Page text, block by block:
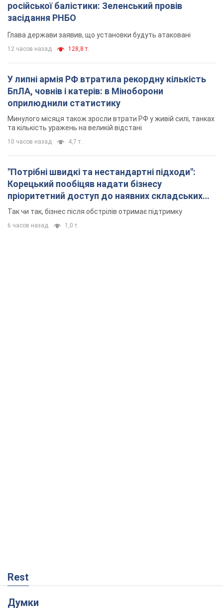
російської балістики: Зеленський провів
засідання РНБО
Глава держави заявив, що установки будуть атаковані
12 часов назад 128,8 т.
У липні армія РФ втратила рекордну кількість
БпЛА, човнів і катерів: в Міноборони
оприлюднили статистику
Минулого місяця також зросли втрати РФ у живій силі, танках
та кількість уражень на великій відстані
10 часов назад 4,7 т.
"Потрібні швидкі та нестандартні підходи":
Корецький пообіцяв надати бізнесу
пріоритетний доступ до наявних складських
приміщень
Так чи так, бізнес після обстрілів отримає підтримку
6 часов назад 1,0 т.
Rest
Думки